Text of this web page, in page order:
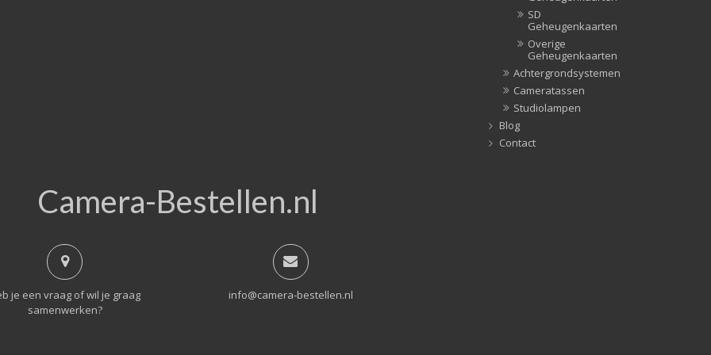
SD
Geheugenkaarten
Overige
Geheugenkaarten
Achtergrondsystemen
Cameratassen
Studiolampen
Blog
Contact
Camera-Bestellen.nl
je een vraag of wil je graag
samenwerken?
info@camera-bestellen.nl